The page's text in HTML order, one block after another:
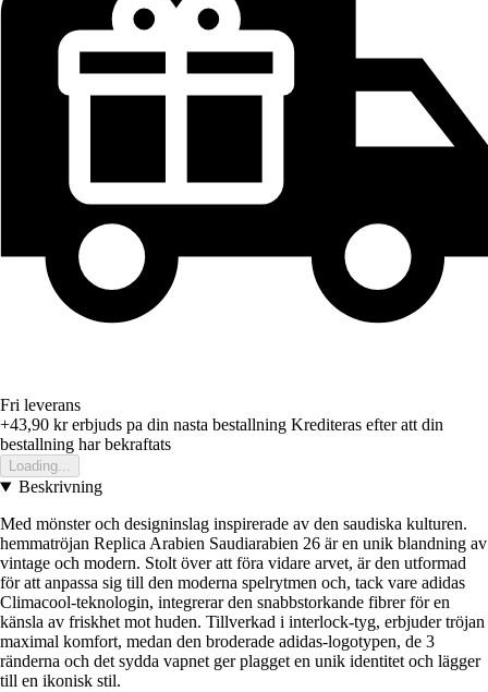
Fri leverans
+43,90 krerbjuds pa din nasta bestallning Krediteras efter att din
bestallning har bekraftats
Loading...
Beskrivning
Med mönster och designinslag inspirerade av den saudiska kulturen.
hemmatröjan Replica Arabien Saudiarabien 26 är en unik blandning av
vintage och modern. Stolt över att föra vidare arvet, är den utformad
för att anpassa sig till den moderna spelrytmen och, tack vare adidas
Climacool-teknologin, integrerar den snabbstorkande fibrer för en
känsla av friskhet mot huden. Tillverkad i interlock-tyg, erbjuder tröjan
maximal komfort, medan den broderade adidas-logotypen, de 3
ränderna och det sydda vapnet ger plagget en unik identitet och lägger
till en ikonisk stil.